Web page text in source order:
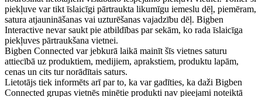
piekļuve var tikt īslaicīgi pārtraukta likumīgu iemeslu dēļ, piemēram,
satura atjaunināšanas vai uzturēšanas vajadzību dēļ. Bigben
Interactive nevar saukt pie atbildības par sekām, ko rada īslaicīga
piekļuves pārtraukšana vietnei.
Bigben Connected var jebkurā laikā mainīt šīs vietnes saturu
attiecībā uz produktiem, medijiem, aprakstiem, produktu lapām,
cenas un cits tur norādītais saturs.
Lietotājs tiek informēts arī par to, ka var gadīties, ka daži Bigben
Connected grupas vietnēs minētie produkti nav pieejami noteiktā